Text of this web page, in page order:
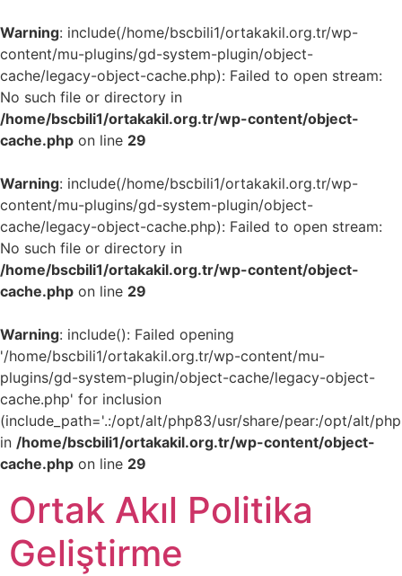
Warning: include(/home/bscbili1/ortakakil.org.tr/wp-
content/mu-plugins/gd-system-plugin/object-
cache/legacy-object-cache.php): Failed to open stream:
No such file or directory in
/home/bscbili1/ortakakil.org.tr/wp-content/object-
cache.php on line 29
Warning: include(/home/bscbili1/ortakakil.org.tr/wp-
content/mu-plugins/gd-system-plugin/object-
cache/legacy-object-cache.php): Failed to open stream:
No such file or directory in
/home/bscbili1/ortakakil.org.tr/wp-content/object-
cache.php on line 29
Warning: include(): Failed opening
'/home/bscbili1/ortakakil.org.tr/wp-content/mu-
plugins/gd-system-plugin/object-cache/legacy-object-
cache.php' for inclusion
(include_path='.:/opt/alt/php83/usr/share/pear:/opt/alt/
in /home/bscbili1/ortakakil.org.tr/wp-content/object-
cache.php on line 29
Ortak Akıl Politika
Geliştirme